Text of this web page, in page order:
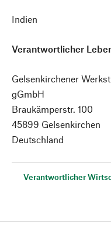
Indien
Verantwortlicher
Gelsenkirchener
gGmbH
Braukämperstr. 100
45899 Gelsenkirchen
Deutschland
Verantwortlicher